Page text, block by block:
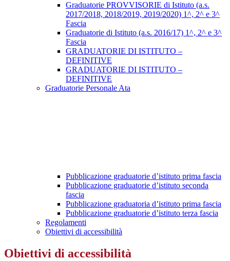
Graduatorie PROVVISORIE di Istituto (a.s.
2017/2018, 2018/2019, 2019/2020) 1^, 2^ e 3^
Fascia
Graduatorie di Istituto (a.s. 2016/17) 1^, 2^ e 3^
Fascia
GRADUATORIE DI ISTITUTO –
DEFINITIVE
GRADUATORIE DI ISTITUTO –
DEFINITIVE
Graduatorie Personale Ata
Pubblicazione graduatorie d’istituto prima fascia
Pubblicazione graduatorie d’istituto seconda
fascia
Pubblicazione graduatoria d’istituto prima fascia
Pubblicazione graduatorie d’istituto terza fascia
Regolamenti
Obiettivi di accessibilità
Obiettivi di accessibilità